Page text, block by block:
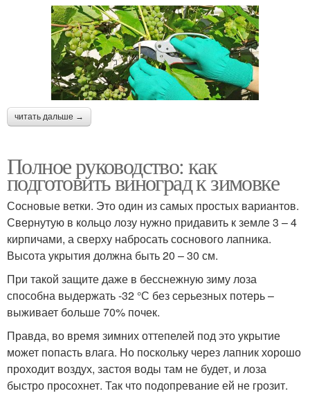
читать дальше →
Полное руководство: как
подготовить виноград к зимовке
Сосновые ветки. Это один из самых простых вариантов.
Свернутую в кольцо лозу нужно придавить к земле 3 – 4
кирпичами, а сверху набросать соснового лапника.
Высота укрытия должна быть 20 – 30 см.
При такой защите даже в бесснежную зиму лоза
способна выдержать -32 °С без серьезных потерь –
выживает больше 70% почек.
Правда, во время зимних оттепелей под это укрытие
может попасть влага. Но поскольку через лапник хорошо
проходит воздух, застоя воды там не будет, и лоза
быстро просохнет. Так что подопревание ей не грозит.